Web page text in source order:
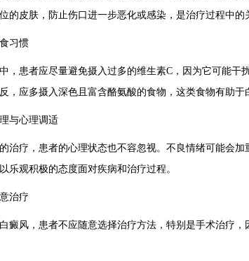
的皮肤，防止伤口进一步恶化或感染，是治疗过程中的
习惯
患者应尽量避免摄入过多的维生素C，因为它可能干
，应多摄入深色且富含酪氨酸的食物，这类食物有助于
心理调适
疗，患者的心理状态也不容忽视。不良情绪可能会加
乐观积极的态度面对疾病和治疗过程。
治疗
风，患者不应随意选择治疗方法，特别是手术治疗，